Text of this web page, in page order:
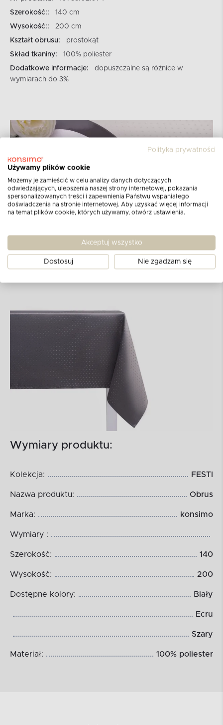
Szerokość::
140 cm
Wysokość::
200 cm
Kształt obrusu:
prostokąt
Skład tkaniny:
100% poliester
Dodatkowe informacje:
dopuszczalne są różnice w
wymiarach do 3%
Wymiary produktu:
Kolekcja: FESTI
Nazwa produktu: Obrus
Marka: konsimo
Wymiary :
Szerokość: 140
Wysokość: 200
Dostępne kolory: Biały
Ecru
Szary
Materiał: 100% poliester
Polityka prywatności
Używamy plików cookie
Możemy je zamieścić w celu analizy danych dotyczących
odwiedzających, ulepszenia naszej strony internetowej, pokazania
spersonalizowanych treści i zapewnienia Państwu wspaniałego
doświadczenia na stronie internetowej. Aby uzyskać więcej informacji
na temat plików cookie, których używamy, otwórz ustawienia.
Akceptuj wszystko
Dostosuj Nie zgadzam się